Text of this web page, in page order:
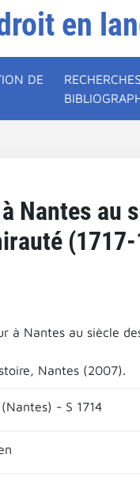
en
DE
RECHERCHES
Nantes au
à Nantes au siècle
Nantes (2007).
- S 1714